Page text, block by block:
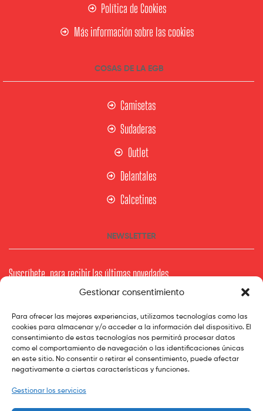
Gestionar consentimiento
Para ofrecer las mejores experiencias, utilizamos tecnologías como las
cookies para almacenar y/o acceder a la información del dispositivo. El
consentimiento de estas tecnologías nos permitirá procesar datos
como el comportamiento de navegación o las identificaciones únicas
en este sitio. No consentir o retirar el consentimiento, puede afectar
negativamente a ciertas características y funciones.
Gestionar los servicios
Política de Cookies
Más información sobre las cookies
COSAS DE LA EGB
Camisetas
Sudaderas
Outlet
Delantales
Calcetines
NEWSLETTER
Suscríbete para recibir las últimas novedades
Subscribe